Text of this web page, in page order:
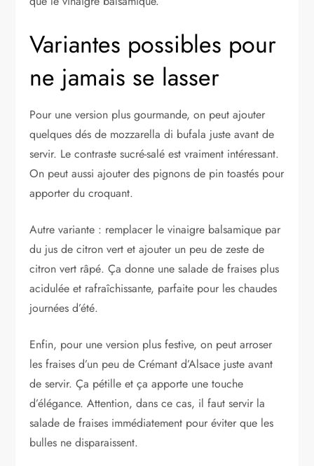
Variantes possibles pour
ne jamais se lasser
Pour une version plus gourmande, on peut ajouter
quelques dés de mozzarella di bufala juste avant de
servir. Le contraste sucré-salé est vraiment intéressant.
On peut aussi ajouter des pignons de pin toastés pour
apporter du croquant.
Autre variante : remplacer le vinaigre balsamique par
du jus de citron vert et ajouter un peu de zeste de
citron vert râpé. Ça donne une salade de fraises plus
acidulée et rafraîchissante, parfaite pour les chaudes
journées d’été.
Enfin, pour une version plus festive, on peut arroser
les fraises d’un peu de Crémant d’Alsace juste avant
de servir. Ça pétille et ça apporte une touche
d’élégance. Attention, dans ce cas, il faut servir la
salade de fraises immédiatement pour éviter que les
bulles ne disparaissent.